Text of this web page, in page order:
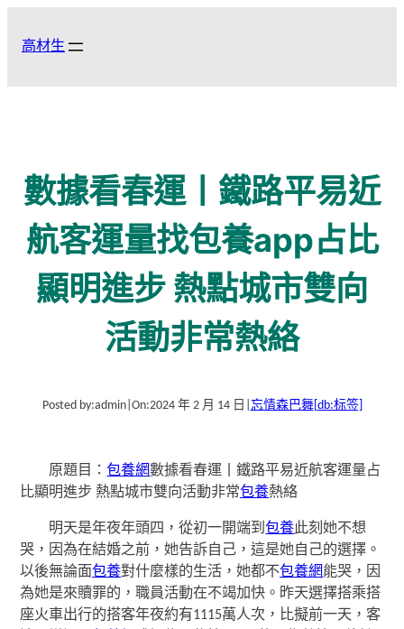
高材生
數據看春運丨鐵路平易近
航客運量找包養app占比
顯明進步 熱點城市雙向
活動非常熱絡
Posted by:admin| On:2024 年 2 月 14 日 忘情森巴舞[db:标签]
原題目：包養網數據看春運丨鐵路平易近航客運量占
比顯明進步 熱點城市雙向活動非常包養熱絡
明天是年夜年頭四，從初一開端到包養此刻她不想
哭，因為在結婚之前，她告訴自己，這是她自己的選擇。
以後無論面包養對什麼樣的生活，她都不包養網能哭，因
為她是來贖罪的，職員活動在不竭加快。昨天選擇搭乘搭
座火車出行的搭客年夜約有1115萬人次，比擬前一天，客